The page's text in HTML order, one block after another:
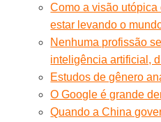
Como a visão
estar levando o
Nenhuma profissão
inteligência artificial,
Estudos de gênero
O Google é grande
Quando a China